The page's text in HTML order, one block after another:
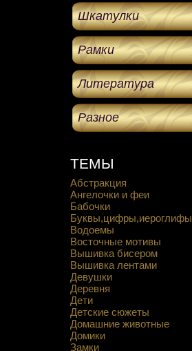
Шкатулки
Рамки
Литература
Разное
ТЕМЫ
Абстракция
Ангелочки и феи
Бабочки
Буквы,цифры,иероглифы
Водоемы
Восточные мотивы
Вышивка бисером
Вышивка лентами
Девушки
Деревня
Дети
Детские сюжеты
Домашние животные
Домики
Замки